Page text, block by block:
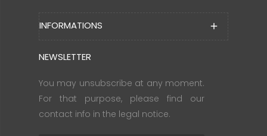
INFORMATIONS add
NEWSLETTER
You may unsubscribe at any moment.
For that purpose, please find our
contact info in the legal notice.